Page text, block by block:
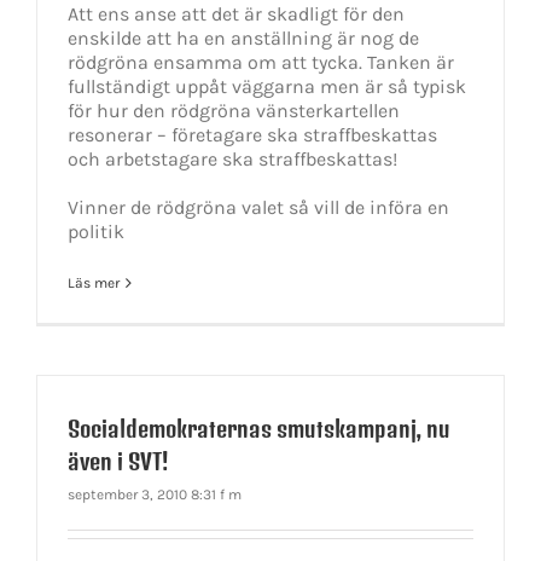
Att ens anse att det är skadligt för den
enskilde att ha en anställning är nog de
rödgröna ensamma om att tycka. Tanken är
fullständigt uppåt väggarna men är så typisk
för hur den rödgröna vänsterkartellen
resonerar – företagare ska straffbeskattas
och arbetstagare ska straffbeskattas!
Vinner de rödgröna valet så vill de införa en
politik
Läs mer
Socialdemokraternas smutskampanj, nu
även i SVT!
september 3, 2010 8:31 f m